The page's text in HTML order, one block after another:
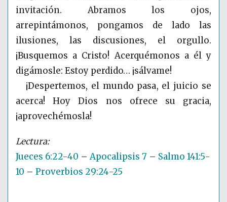
invitación. Abramos los ojos,
arrepintámonos, pongamos de lado las
ilusiones, las discusiones, el orgullo.
¡Busquemos a Cristo! Acerquémonos a él y
digámosle: Estoy perdido… ¡sálvame!
¡Despertemos, el mundo pasa, el juicio se
acerca! Hoy Dios nos ofrece su gracia,
¡aprovechémosla!
Jueces 6:22-40 –Apocalipsis 7 – Salmo 141:5-
10 – Proverbios 29:24-25